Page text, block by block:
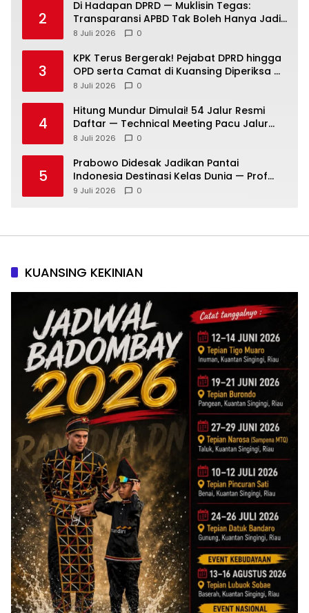
2
Di Hadapan DPRD — Muklisin Tegas:
Transparansi APBD Tak Boleh Hanya Jadi
Slogan!
8 Juli 2026 0
3
KPK Terus Bergerak! Pejabat DPRD hingga
OPD serta Camat di Kuansing Diperiksa —
Suasana Kian Memanas!
8 Juli 2026 0
4
Hitung Mundur Dimulai! 54 Jalur Resmi
Daftar — Technical Meeting Pacu Jalur
Rayon III Benai Digelar Besok
8 Juli 2026 0
5
Prabowo Didesak Jadikan Pantai
Indonesia Destinasi Kelas Dunia — Prof
Sutan Nasomal: Perintahkan Kepala
9 Juli 2026 0
KUANSING KEKINIAN